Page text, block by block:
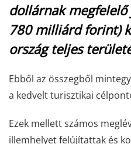
dollárnak
780 milliárd forint)
ország teljes
Ebből az összegből
a kedvelt turisztikai
Ezek mellett számos
illemhelyet felújítattak és